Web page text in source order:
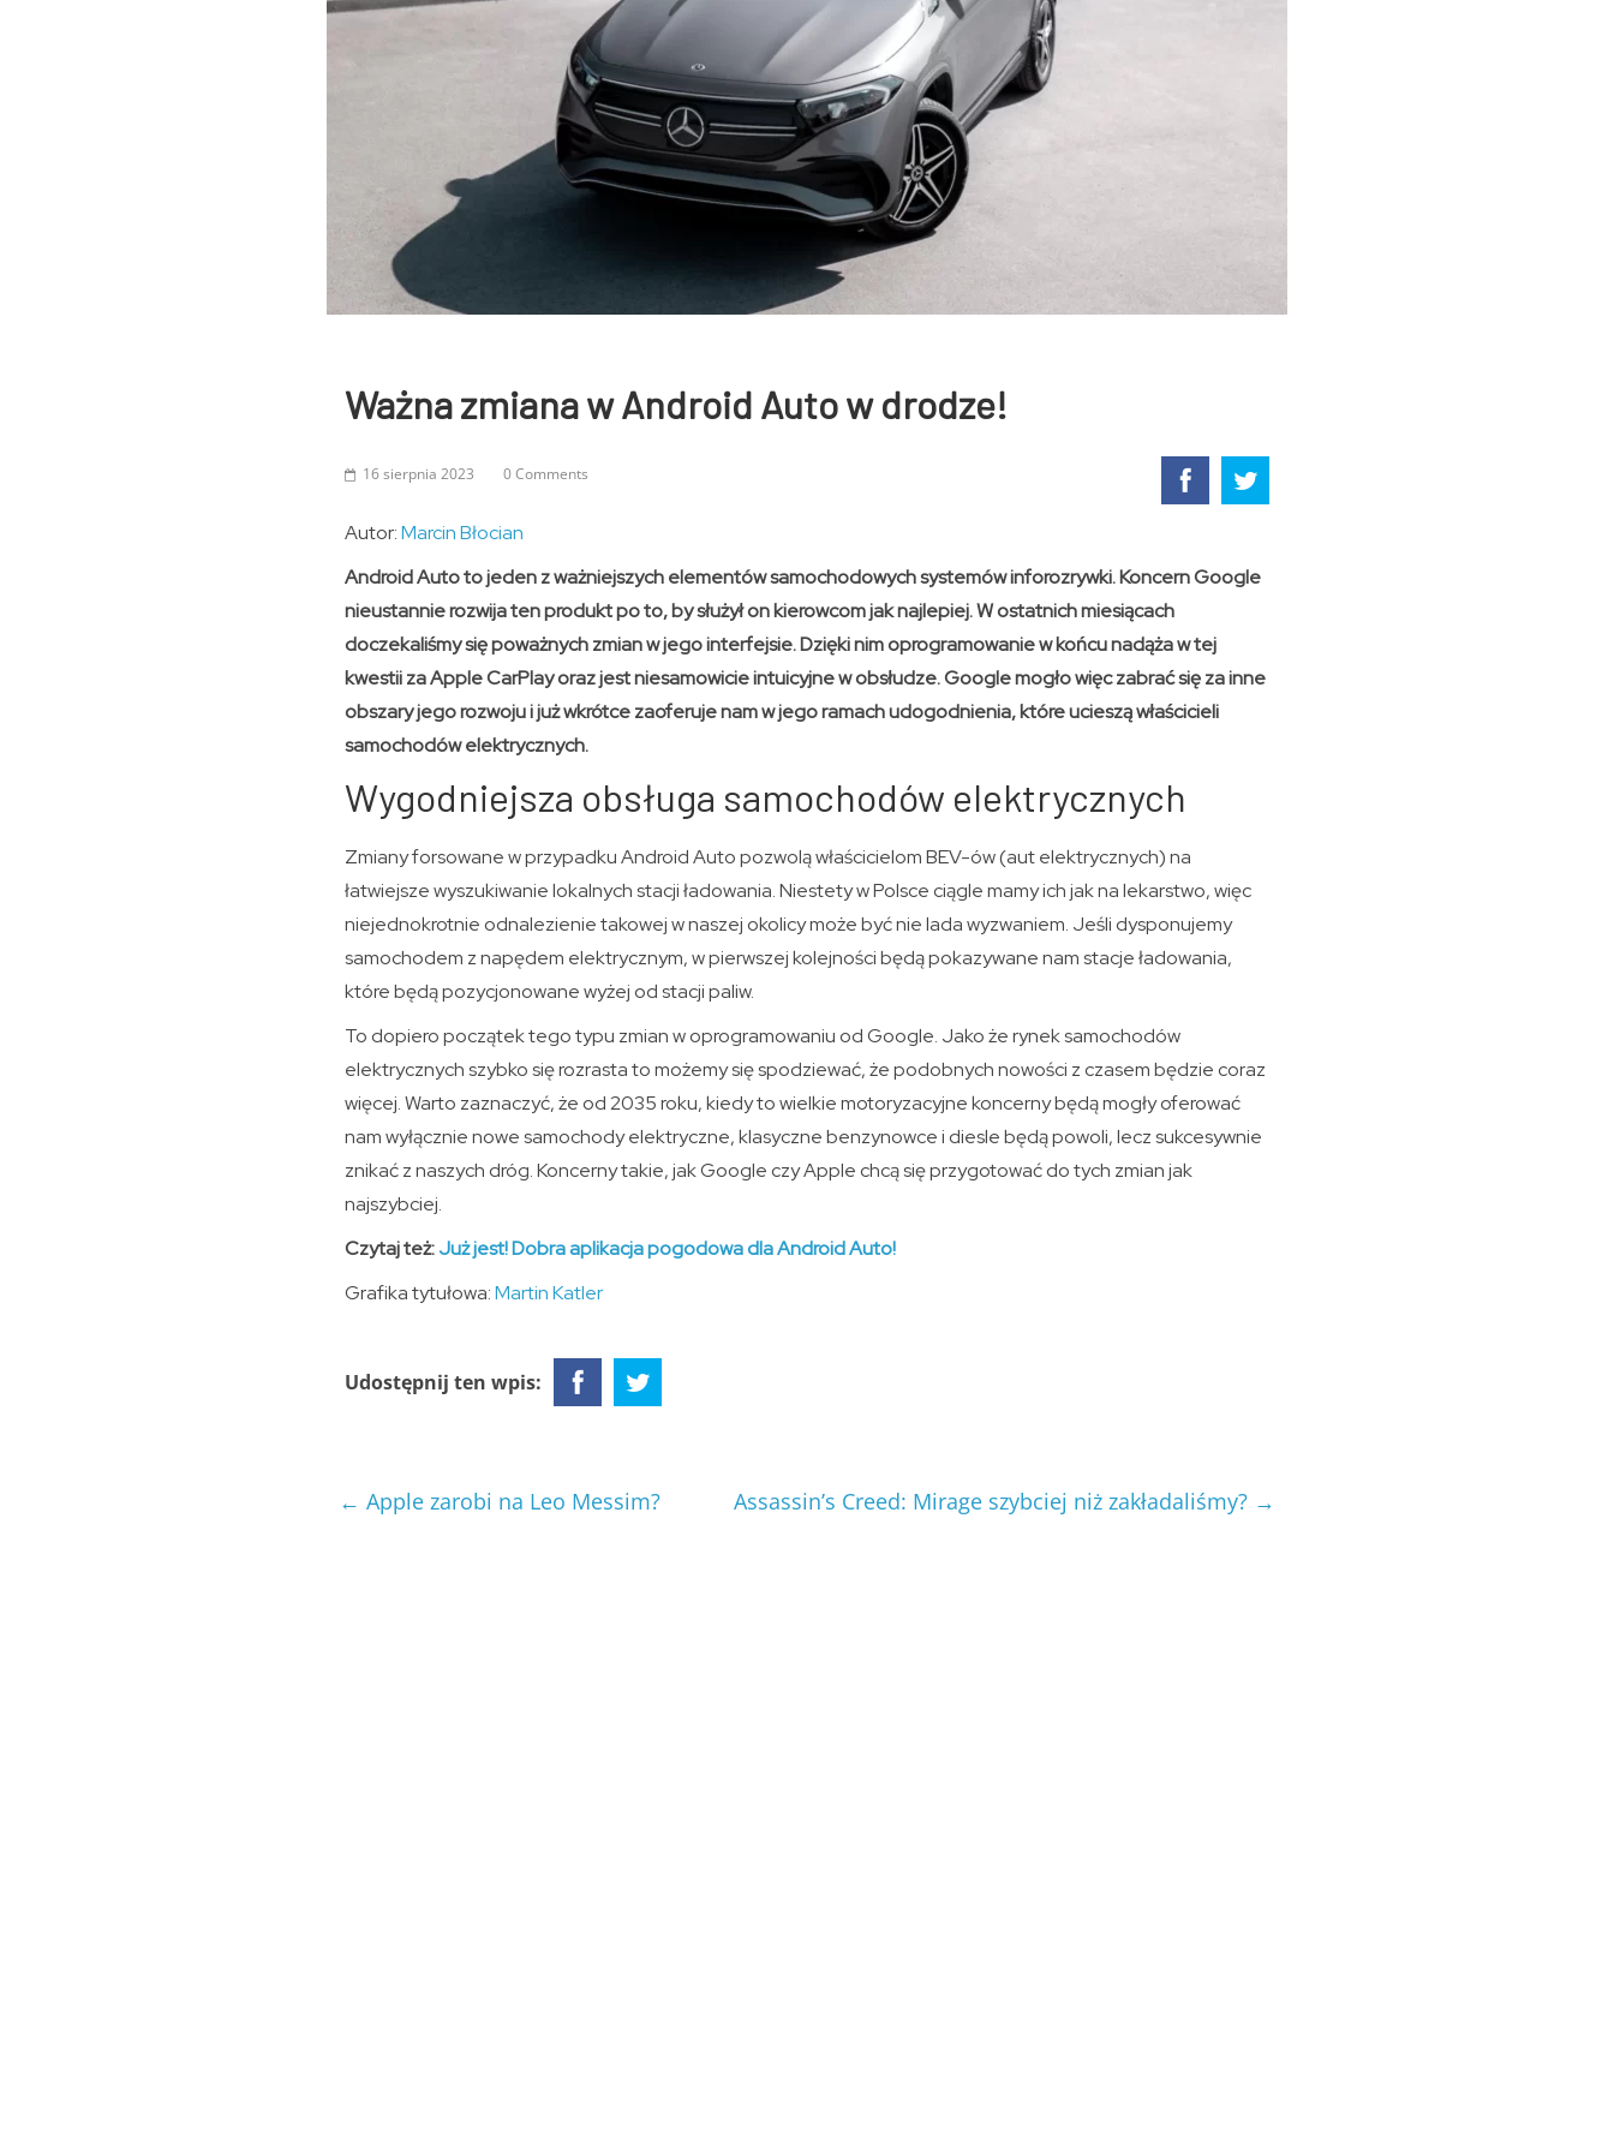
Ważna zmiana w Android Auto w drodze!
16 sierpnia 2023 0 Comments
Autor:Marcin Błocian
Android Auto to jeden z ważniejszych elementów samochodowych systemów inforozrywki. Koncern Google
nieustannie rozwija ten produkt po to, by służył on kierowcom jak najlepiej. W ostatnich miesiącach
doczekaliśmy się poważnych zmian w jego interfejsie. Dzięki nim oprogramowanie w końcu nadąża w tej
kwestii za Apple CarPlay oraz jest niesamowicie intuicyjne w obsłudze. Google mogło więc zabrać się za inne
obszary jego rozwoju i już wkrótce zaoferuje nam w jego ramach udogodnienia, które ucieszą właścicieli
samochodów elektrycznych.
Wygodniejsza obsługa samochodów elektrycznych
Zmiany forsowane w przypadku Android Auto pozwolą właścicielom BEV-ów (aut elektrycznych) na
łatwiejsze wyszukiwanie lokalnych stacji ładowania. Niestety w Polsce ciągle mamy ich jak na lekarstwo, więc
niejednokrotnie odnalezienie takowej w naszej okolicy może być nie lada wyzwaniem. Jeśli dysponujemy
samochodem z napędem elektrycznym, w pierwszej kolejności będą pokazywane nam stacje ładowania,
które będą pozycjonowane wyżej od stacji paliw.
To dopiero początek tego typu zmian w oprogramowaniu od Google. Jako że rynek samochodów
elektrycznych szybko się rozrasta to możemy się spodziewać, że podobnych nowości z czasem będzie coraz
więcej. Warto zaznaczyć, że od 2035 roku, kiedy to wielkie motoryzacyjne koncerny będą mogły oferować
nam wyłącznie nowe samochody elektryczne, klasyczne benzynowce i diesle będą powoli, lecz sukcesywnie
znikać z naszych dróg. Koncerny takie, jak Google czy Apple chcą się przygotować do tych zmian jak
najszybciej.
Czytaj też:Już jest! Dobra aplikacja pogodowa dla Android Auto!
Grafika tytułowa:Martin Katler
Udostępnij ten wpis:
← Apple zarobi na Leo Messim? Assassin’s Creed: Mirage szybciej niż zakładaliśmy? →